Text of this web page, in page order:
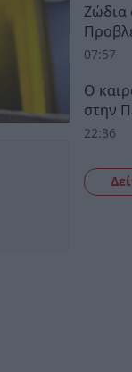
Ζώδια
07:57
Ο
στην
22:36